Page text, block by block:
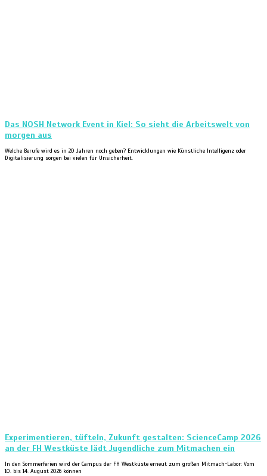
Das NOSH Network Event in Kiel: So sieht die Arbeitswelt von
morgen aus
Welche Berufe wird es in 20 Jahren noch geben? Entwicklungen wie Künstliche Intelligenz oder
Digitalisierung sorgen bei vielen für Unsicherheit.
Experimentieren, tüfteln, Zukunft gestalten: ScienceCamp 2026
an der FH Westküste lädt Jugendliche zum Mitmachen ein
In den Sommerferien wird der Campus der FH Westküste erneut zum großen Mitmach-Labor: Vom
10. bis 14. August 2026 können